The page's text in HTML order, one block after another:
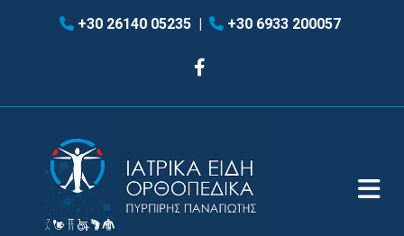
 +30 26140 05235 |  +30 6933 200057